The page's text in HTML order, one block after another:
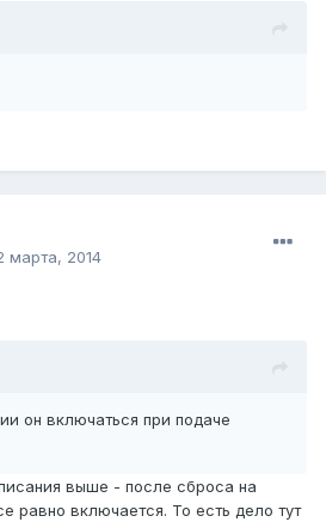
марта, 2014
он включаться при подаче
выше - после сброса на
равно включается. То есть дело тут